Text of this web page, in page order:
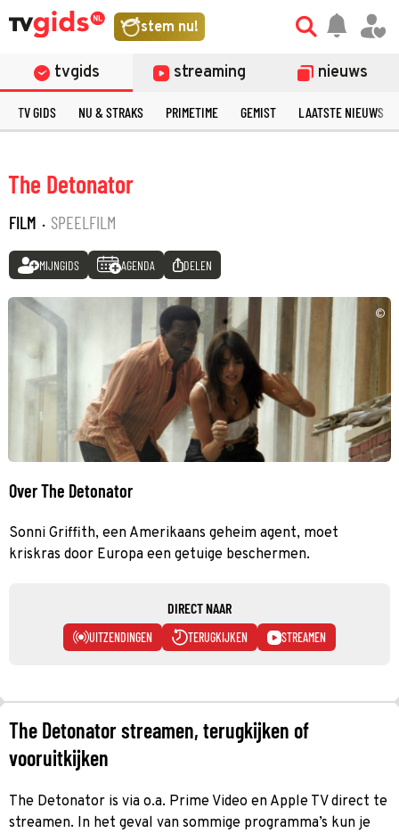
stem nu!
tvgids streaming nieuws
TV GIDS NU & STRAKS PRIMETIME GEMIST LAATSTE NIEUWS
The Detonator
FILM · SPEELFILM
MIJNGIDS AGENDA DELEN
©
Over The Detonator
Sonni Griffith, een Amerikaans geheim agent, moet
kriskras door Europa een getuige beschermen.
DIRECT NAAR
UITZENDINGEN TERUGKIJKEN STREAMEN
The Detonator streamen, terugkijken of
vooruitkijken
The Detonator is via o.a. Prime Video en Apple TV direct te
streamen. In het geval van sommige programma’s kun je